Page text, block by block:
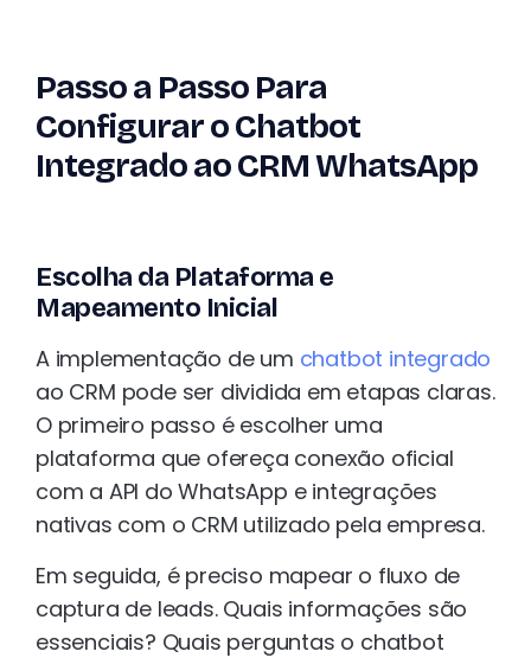
Passo a Passo Para
Configurar o Chatbot
Integrado ao CRM WhatsApp
Escolha da Plataforma e
Mapeamento Inicial
A implementação de um chatbot integrado
ao CRM pode ser dividida em etapas claras.
O primeiro passo é escolher uma
plataforma que ofereça conexão oficial
com a API do WhatsApp e integrações
nativas com o CRM utilizado pela empresa.
Em seguida, é preciso mapear o fluxo de
captura de leads. Quais informações são
essenciais? Quais perguntas o chatbot